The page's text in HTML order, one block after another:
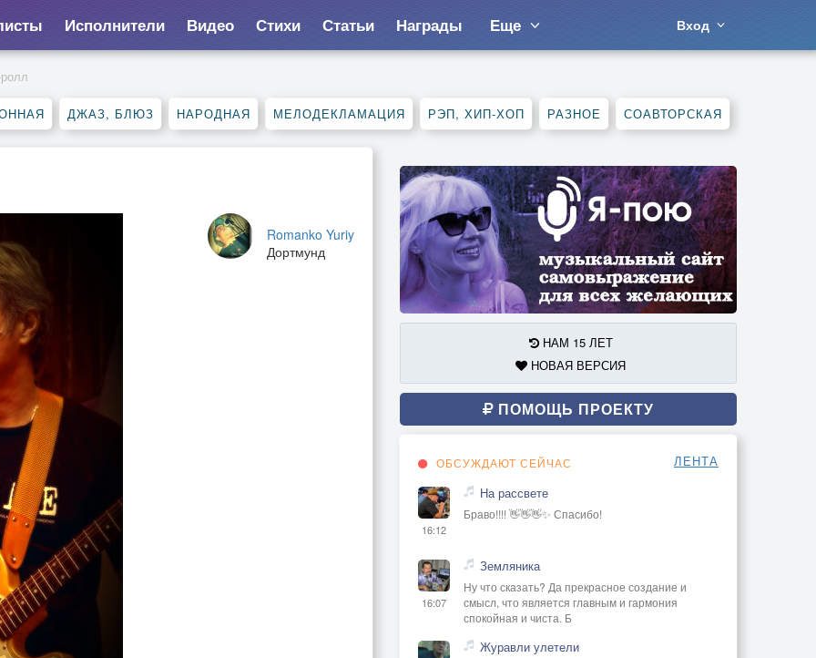
Исполнители Видео Стихи Статьи Награды Еще Вход
ДЖАЗ, БЛЮЗ НАРОДНАЯ МЕЛОДЕКЛАМАЦИЯ РЭП, ХИП-ХОП РАЗНОЕ СОАВТОРСКАЯ
Romanko Yuriy
Дортмунд
НАМ 15 ЛЕТ
НОВАЯ ВЕРСИЯ
ПОМОЩЬ ПРОЕКТУ
ОБСУЖДАЮТ СЕЙЧАС ЛЕНТА
16:12
На рассвете
Браво!!!! 👋👋👋✨ Спасибо!
16:07
Земляника
Ну что сказать? Да прекрасное создание и
смысл, что является главным и гармония
спокойная и чиста. Б
Журавли улетели